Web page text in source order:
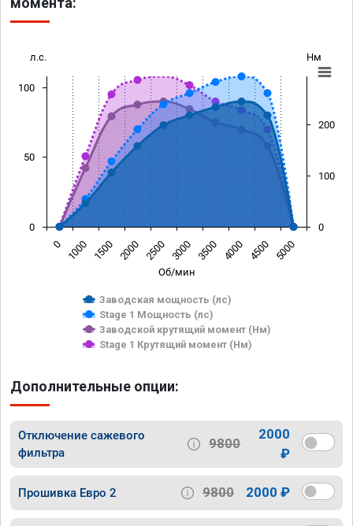
Об/мин
л.с. Нм
Заводская мощность (лс)
Stage 1 Мощность (лс)
Заводской крутящий момент (Нм)
Stage 1 Крутящий момент (Нм)
0 1000 1500 2000 2500 3000 3500 4000 4500 5000
0
50
100
0
100
200
Дополнительные опции:
Отключение сажевого
фильтра
9800
2000
₽
Прошивка Евро 2 9800 2000 ₽